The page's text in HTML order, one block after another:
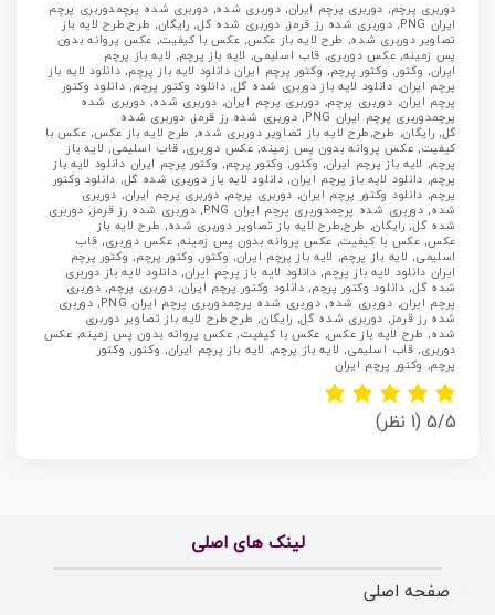
دوربری پرچم, دوربری پرچم ایران, دوربری شده, دوربری شده پرچمدوربری پرچم
ایران PNG, دوربری شده رز قرمز, دوربری شده گل, رایگان, طرح,طرح لایه باز
تصاویر دوربری شده, طرح لایه باز عکس, عکس با کیفیت, عکس پروانه بدون
پس زمینه, عکس دوربری, قاب اسلیمی, لایه باز پرچم, لایه باز پرچم
ایران, وکتور, وکتور پرچم, وکتور پرچم ایران دانلود لایه باز پرچم, دانلود لایه باز
پرچم ایران, دانلود لایه باز دوربری شده گل, دانلود وکتور پرچم, دانلود وکتور
پرچم ایران, دوربری پرچم, دوربری پرچم ایران, دوربری شده, دوربری شده
پرچمدوربری پرچم ایران PNG, دوربری شده رز قرمز, دوربری شده
گل, رایگان, طرح,طرح لایه باز تصاویر دوربری شده, طرح لایه باز عکس, عکس با
کیفیت, عکس پروانه بدون پس زمینه, عکس دوربری, قاب اسلیمی, لایه باز
پرچم, لایه باز پرچم ایران, وکتور, وکتور پرچم, وکتور پرچم ایران دانلود لایه باز
پرچم, دانلود لایه باز پرچم ایران, دانلود لایه باز دوربری شده گل, دانلود وکتور
پرچم, دانلود وکتور پرچم ایران, دوربری پرچم, دوربری پرچم ایران, دوربری
شده, دوربری شده پرچمدوربری پرچم ایران PNG, دوربری شده رز قرمز, دوربری
شده گل, رایگان, طرح,طرح لایه باز تصاویر دوربری شده, طرح لایه باز
عکس, عکس با کیفیت, عکس پروانه بدون پس زمینه, عکس دوربری, قاب
اسلیمی, لایه باز پرچم, لایه باز پرچم ایران, وکتور, وکتور پرچم, وکتور پرچم
ایران دانلود لایه باز پرچم, دانلود لایه باز پرچم ایران, دانلود لایه باز دوربری
شده گل, دانلود وکتور پرچم, دانلود وکتور پرچم ایران, دوربری پرچم, دوربری
پرچم ایران, دوربری شده, دوربری شده پرچمدوربری پرچم ایران PNG, دوربری
شده رز قرمز, دوربری شده گل, رایگان, طرح,طرح لایه باز تصاویر دوربری
شده, طرح لایه باز عکس, عکس با کیفیت, عکس پروانه بدون پس زمینه, عکس
دوربری, قاب اسلیمی, لایه باز پرچم, لایه باز پرچم ایران, وکتور, وکتور
پرچم, وکتور پرچم ایران
5/5 (1 نظر)
لینک های اصلی
صفحه اصلی